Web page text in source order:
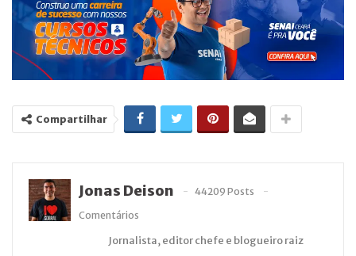
Compartilhar
Jonas Deison
44209 Posts
Comentários
Jornalista, editor chefe e blogueiro raiz